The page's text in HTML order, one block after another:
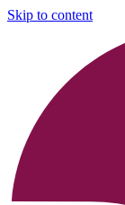
Skip to content